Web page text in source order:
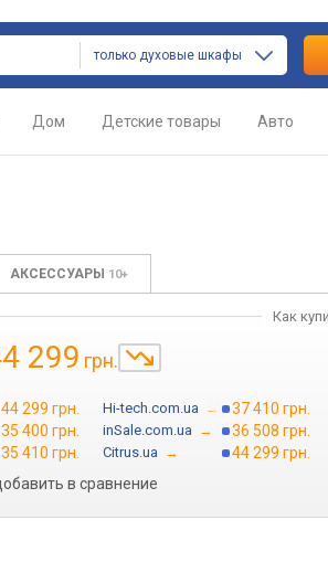
только духовые шкафы
Дом Детские товары Авто
АКСЕССУАРЫ 10+
Как
299 грн.
44 299 грн. Hi-tech.com.ua → 37 410 грн.
35 400 грн. inSale.com.ua → 36 508 грн.
35 410 грн. Citrus.ua →
44 299 грн.
в сравнение